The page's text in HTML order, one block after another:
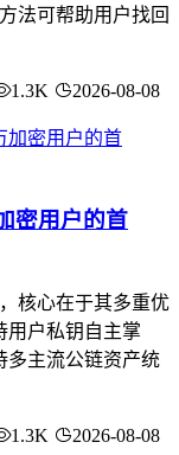
法可帮助用户找回
1.3K 2026-08-08
密用户的首
核心在于其多重优
用户私钥自主掌
多主流公链资产统
1.3K 2026-08-08